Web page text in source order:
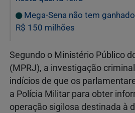
Mega-Sena não tem
R$ 150 milhões
Segundo o Ministério Público
(MPRJ), a investigação
indícios de que os
a Polícia Militar para obter
operação sigilosa destinada à